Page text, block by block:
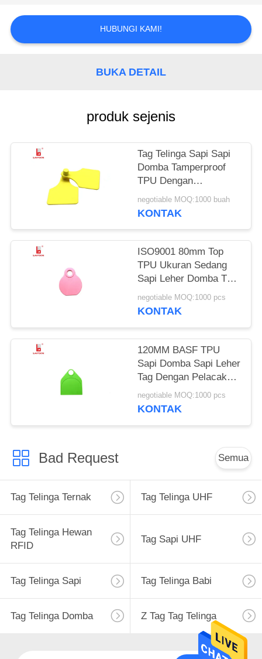
PENAWARANHUBUNGI KAMI!
BUKA DETAIL
produk sejenis
Tag Telinga Sapi Sapi
Domba Tamperproof
TPU Dengan
Pencetakan Laser
Berwarna Kuning
negotiable MOQ:1000 buah
KONTAK
ISO9001 80mm Top
TPU Ukuran Sedang
Sapi Leher Domba Tag
Dengan Nomor
Pencetakan Laser
negotiable MOQ:1000 pcs
KONTAK
120MM BASF TPU
Sapi Domba Sapi Leher
Tag Dengan Pelacakan
Pertanian Logo Dicetak
Laser
negotiable MOQ:1000 pcs
KONTAK
Bad Request Semua
Tag Telinga Ternak Tag Telinga UHF
Tag Telinga Hewan
RFID
Tag Sapi UHF
Tag Telinga Sapi Tag Telinga Babi
Tag Telinga Domba Z Tag Tag Telinga